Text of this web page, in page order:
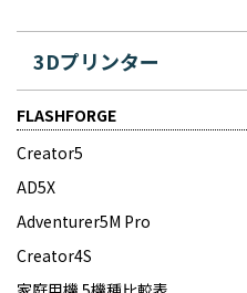
3Dプリンター
FLASHFORGE
Creator5
AD5X
Adventurer5M Pro
Creator4S